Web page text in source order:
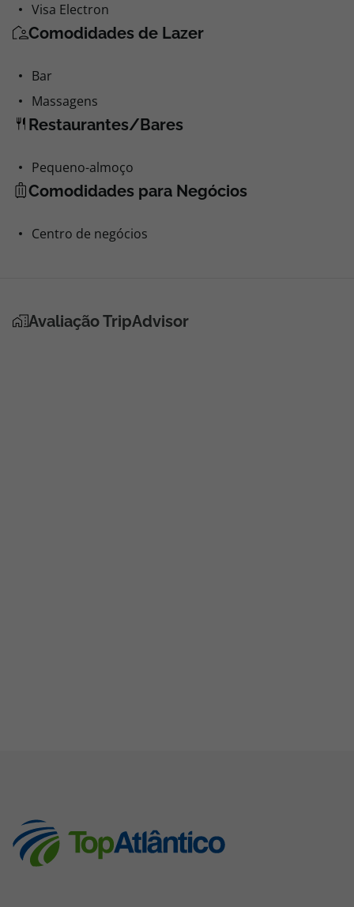
Visa Electron
Comodidades de Lazer
Bar
Massagens
Restaurantes/Bares
Pequeno-almoço
Comodidades para Negócios
Centro de negócios
Avaliação TripAdvisor